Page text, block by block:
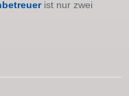
ist nur zwei